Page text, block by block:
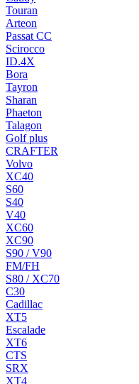
Touran
Arteon
Passat CC
Scirocco
ID.4X
Bora
Tayron
Sharan
Phaeton
Talagon
Golf plus
CRAFTER
Volvo
XC40
S60
S40
V40
XC60
XC90
S90 / V90
FM/FH
S80 / XC70
C30
Cadillac
XT5
Escalade
XT6
CTS
SRX
XT4